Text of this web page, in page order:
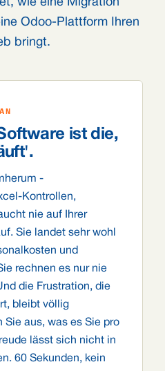
wie eine Migration
Odoo-Plattform Ihren
bringt.
ist die,
-
Kontrollen,
nie auf Ihrer
Sie landet sehr wohl
und
rechnen es nur nie
die Frustration, die
bleibt völlig
Sie aus, was es Sie pro
lässt sich nicht in
60 Sekunden, kein